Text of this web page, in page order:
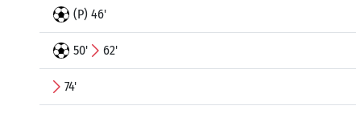
(P) 46'
50' 62'
74'